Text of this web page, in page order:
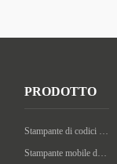
PRODOTTO
Stampante di codici a barre desktop
Stampante mobile di codici a barre